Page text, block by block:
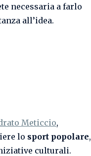
necessaria a farlo
all’idea.
Meticcio,
lo sport popolare,
culturali.